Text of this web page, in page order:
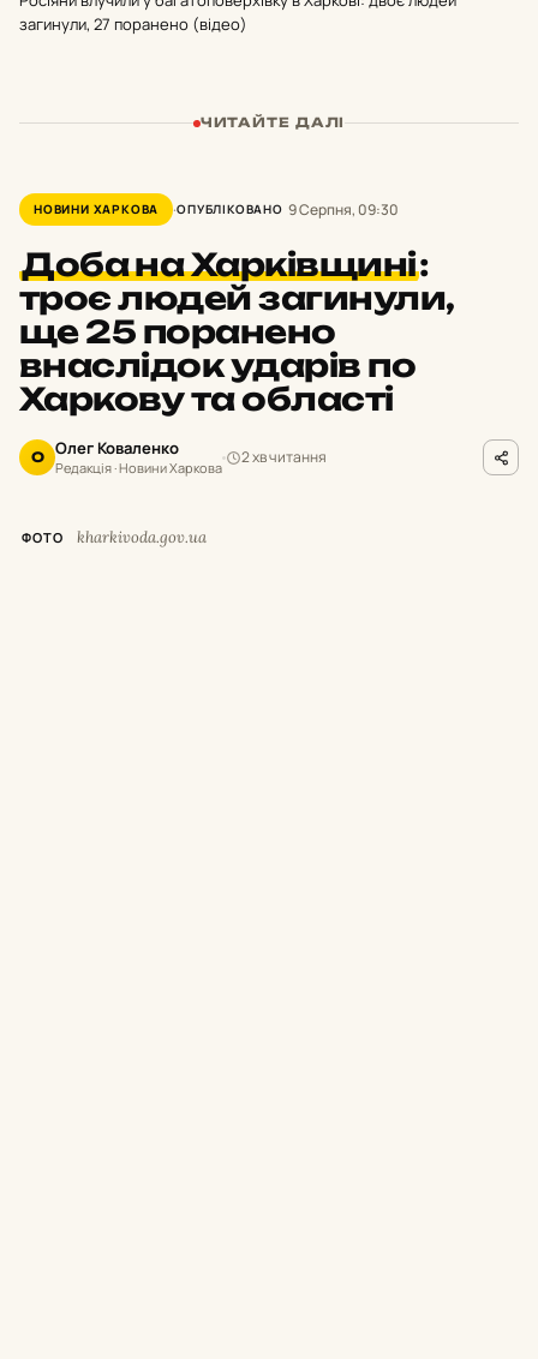
загинули, 27 поранено (відео)
ЧИТАЙТЕ ДАЛІ
НОВИНИ ХАРКОВА ОПУБЛІКОВАНО 9 Серпня, 09:30
Доба на Харківщині:
троє людей загинули,
ще 25 поранено
внаслідок ударів по
Харкову та області
О Олег Коваленко
Редакція · Новини Харкова
2 хв читання
ФОТО kharkivoda.gov.ua